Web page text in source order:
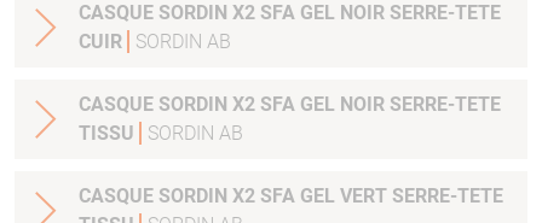
CASQUE SORDIN X2 SFA GEL NOIR SERRE-TETE
CUIR
SORDIN AB
CASQUE SORDIN X2 SFA GEL NOIR SERRE-TETE
TISSU
SORDIN AB
CASQUE SORDIN X2 SFA GEL VERT SERRE-TETE